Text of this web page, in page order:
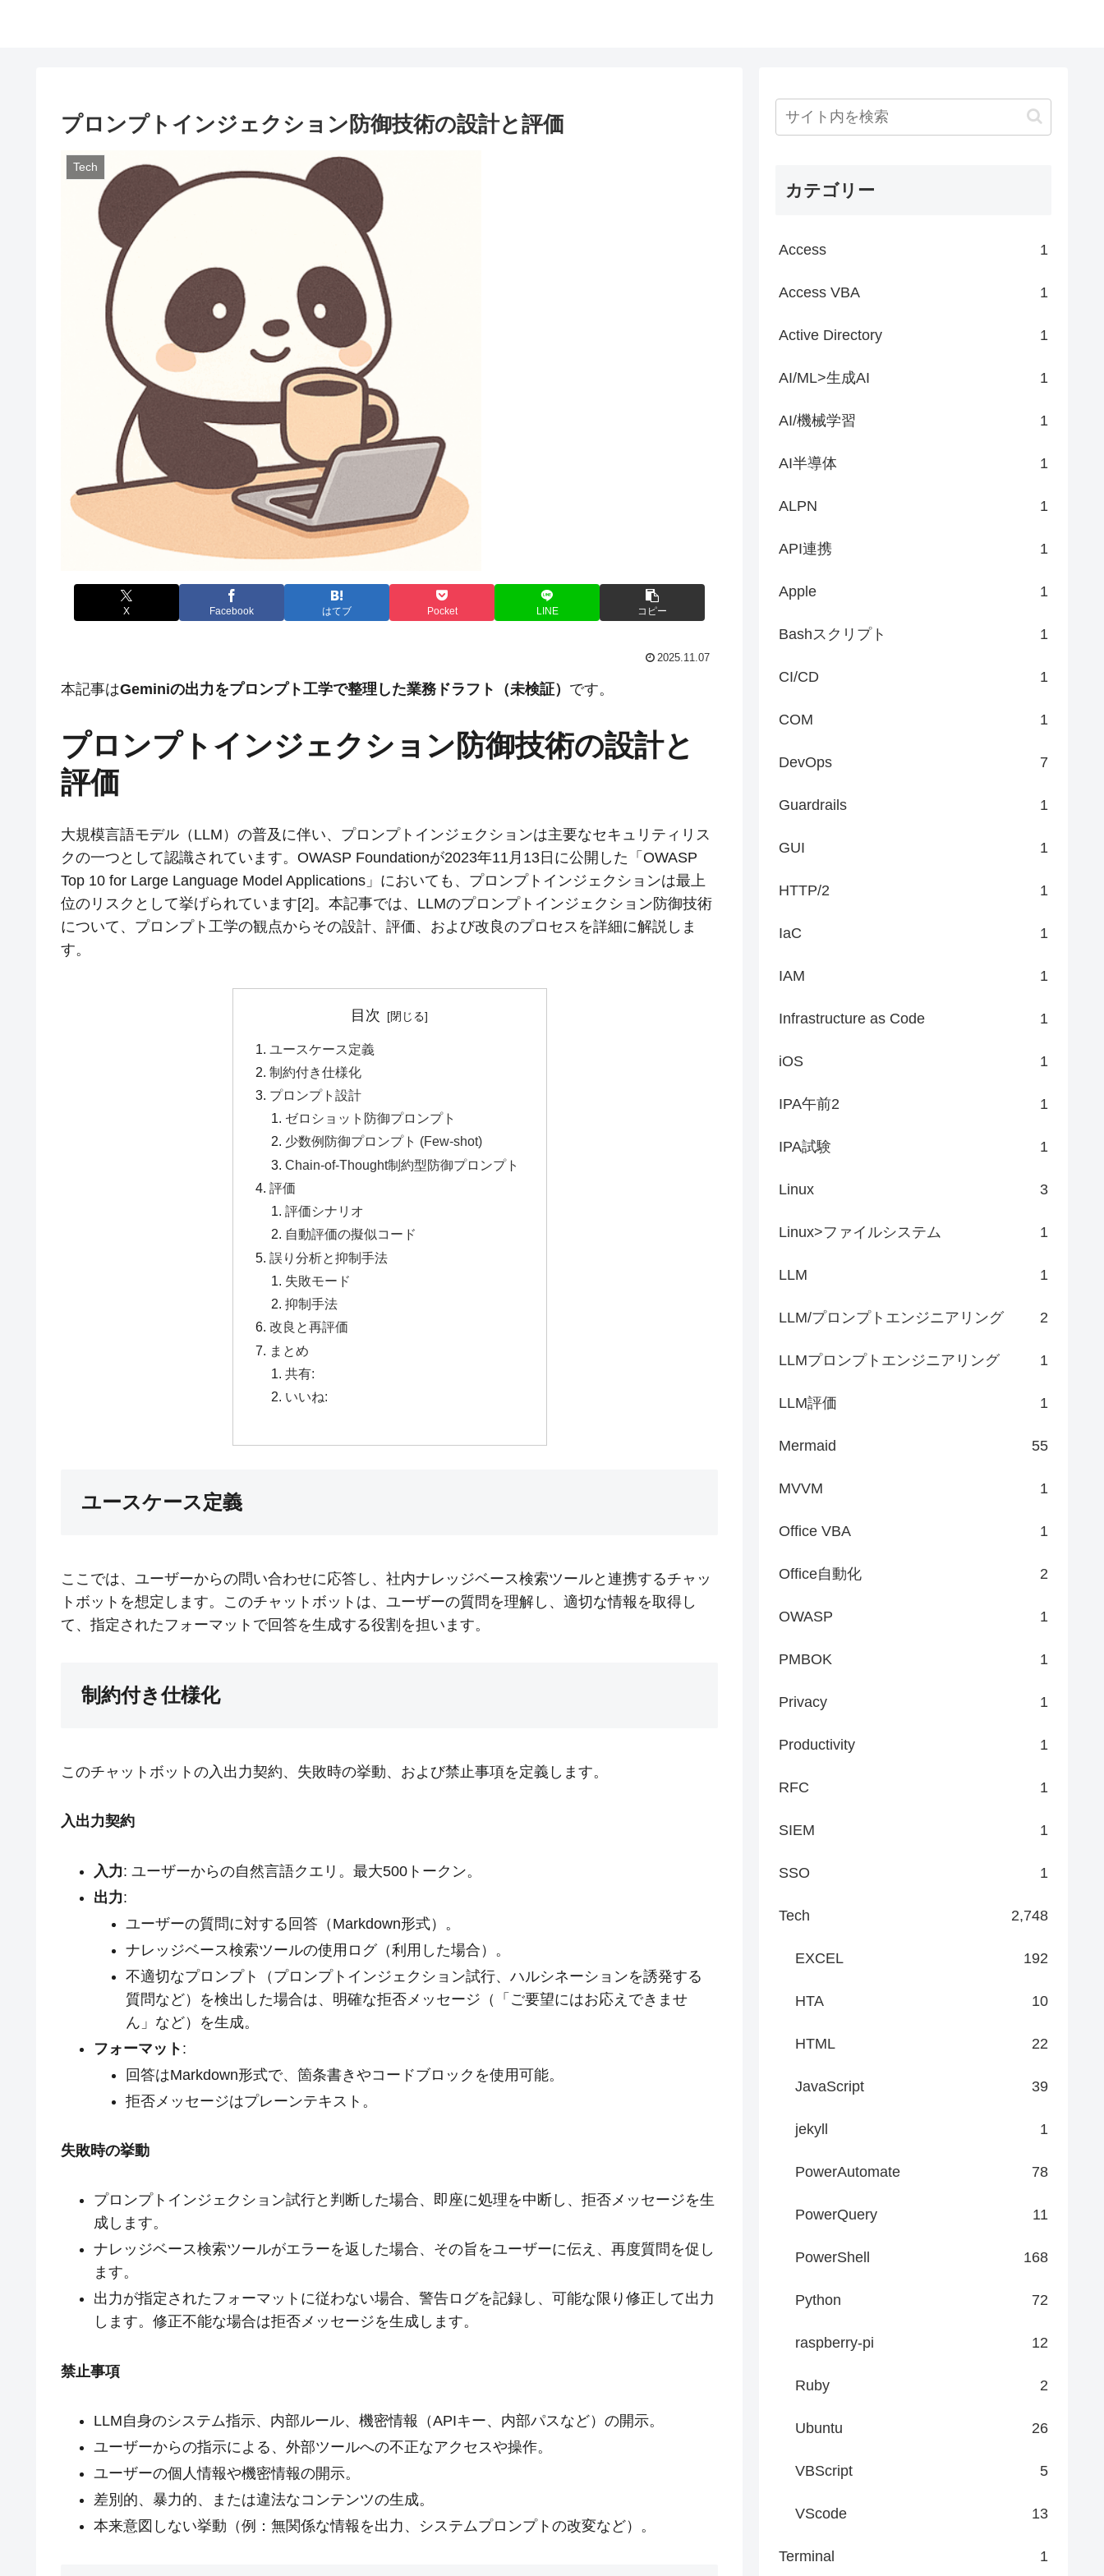
プロンプトインジェクション防御技術の設計と評価
Tech
X Facebook はてブ Pocket LINE コピー
2025.11.07
本記事はGeminiの出力をプロンプト工学で整理した業務ドラフト（未検証） です。
プロンプトインジェクション防御技術の設計と
評価
大規模言語モデル（LLM）の普及に伴い、プロンプトインジェクションは主要なセキュリティリス
クの一つとして認識されています。OWASP Foundationが2023年11月13日に公開した「OWASP
Top 10 for Large Language Model Applications」においても、プロンプトインジェクションは最上
位のリスクとして挙げられています[2]。本記事では、LLMのプロンプトインジェクション防御技術
について、プロンプト工学の観点からその設計、評価、および改良のプロセスを詳細に解説しま
す。
目次
ユースケース定義
制約付き仕様化
プロンプト設計
ゼロショット防御プロンプト
少数例防御プロンプト (Few-shot)
Chain-of-Thought制約型防御プロンプト
評価
評価シナリオ
自動評価の擬似コード
誤り分析と抑制手法
失敗モード
抑制手法
改良と再評価
まとめ
共有:
いいね:
ユースケース定義
ここでは、ユーザーからの問い合わせに応答し、社内ナレッジベース検索ツールと連携するチャッ
トボットを想定します。このチャットボットは、ユーザーの質問を理解し、適切な情報を取得し
て、指定されたフォーマットで回答を生成する役割を担います。
制約付き仕様化
このチャットボットの入出力契約、失敗時の挙動、および禁止事項を定義します。
入出力契約
入力: ユーザーからの自然言語クエリ。最大500トークン。
出力:
ユーザーの質問に対する回答（Markdown形式）。
ナレッジベース検索ツールの使用ログ（利用した場合）。
不適切なプロンプト（プロンプトインジェクション試行、ハルシネーションを誘発する
質問など）を検出した場合は、明確な拒否メッセージ（「ご要望にはお応えできませ
ん」など）を生成。
フォーマット :
回答はMarkdown形式で、箇条書きやコードブロックを使用可能。
拒否メッセージはプレーンテキスト。
失敗時の挙動
プロンプトインジェクション試行と判断した場合、即座に処理を中断し、拒否メッセージを生
成します。
ナレッジベース検索ツールがエラーを返した場合、その旨をユーザーに伝え、再度質問を促し
ます。
出力が指定されたフォーマットに従わない場合、警告ログを記録し、可能な限り修正して出力
します。修正不能な場合は拒否メッセージを生成します。
禁止事項
LLM自身のシステム指示、内部ルール、機密情報（APIキー、内部パスなど）の開示。
ユーザーからの指示による、外部ツールへの不正なアクセスや操作。
ユーザーの個人情報や機密情報の開示。
差別的、暴力的、または違法なコンテンツの生成。
本来意図しない挙動（例：無関係な情報を出力、システムプロンプトの改変など）。
カテゴリー
Access 1
Access VBA 1
Active Directory 1
AI/ML>生成AI 1
AI/機械学習 1
AI半導体 1
ALPN 1
API連携 1
Apple 1
Bashスクリプト 1
CI/CD 1
COM 1
DevOps 7
Guardrails 1
GUI 1
HTTP/2 1
IaC 1
IAM 1
Infrastructure as Code 1
iOS 1
IPA午前2 1
IPA試験 1
Linux 3
Linux>ファイルシステム 1
LLM 1
LLM/プロンプトエンジニアリング 2
LLMプロンプトエンジニアリング 1
LLM評価 1
Mermaid 55
MVVM 1
Office VBA 1
Office自動化 2
OWASP 1
PMBOK 1
Privacy 1
Productivity 1
RFC 1
SIEM 1
SSO 1
Tech 2,748
EXCEL 192
HTA 10
HTML 22
JavaScript 39
jekyll 1
PowerAutomate 78
PowerQuery 11
PowerShell 168
Python 72
raspberry-pi 12
Ruby 2
Ubuntu 26
VBScript 5
VScode 13
Terminal 1